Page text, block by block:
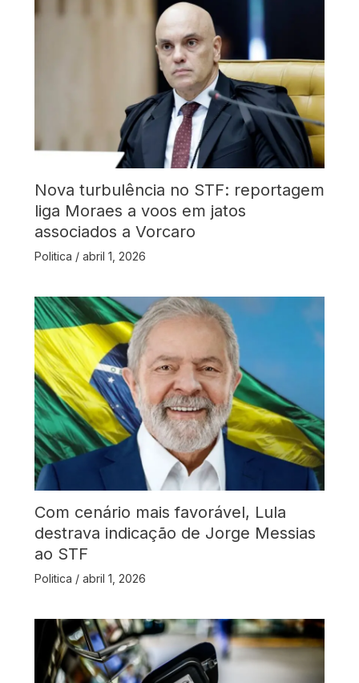
Nova turbulência no STF: reportagem
liga Moraes a voos em jatos
associados a Vorcaro
Politica / abril 1, 2026
Com cenário mais favorável, Lula
destrava indicação de Jorge Messias
ao STF
Politica / abril 1, 2026